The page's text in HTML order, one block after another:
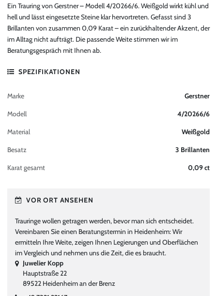
Ein Trauring von Gerstner – Modell 4/20266/6. Weißgold wirkt kühl und
hell und lässt eingesetzte Steine klar hervortreten. Gefasst sind 3
Brillanten von zusammen 0,09 Karat – ein zurückhaltender Akzent, der
im Alltag nicht aufträgt. Die passende Weite stimmen wir im
Beratungsgespräch mit Ihnen ab.
SPEZIFIKATIONEN
Marke Gerstner
Modell 4/20266/6
Material Weißgold
Besatz 3 Brillanten
Karat gesamt 0,09 ct
VOR ORT ANSEHEN
Trauringe wollen getragen werden, bevor man sich entscheidet.
Vereinbaren Sie einen Beratungstermin in Heidenheim: Wir
ermitteln Ihre Weite, zeigen Ihnen Legierungen und Oberflächen
im Vergleich und nehmen uns die Zeit, die es braucht.
Juwelier Kopp
Hauptstraße 22
89522 Heidenheim an der Brenz